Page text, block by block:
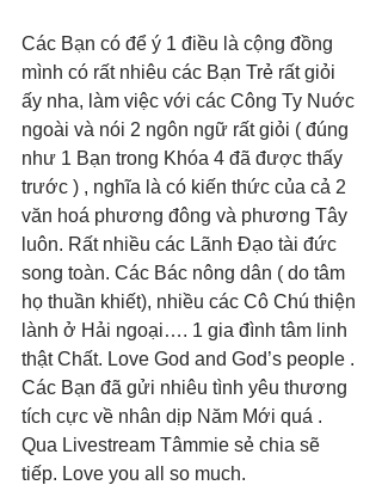
Các Bạn có để ý 1 điều là cộng đồng
mình có rất nhiêu các Bạn Trẻ rất giỏi
ấy nha, làm việc với các Công Ty Nuớc
ngoài và nói 2 ngôn ngữ rất giỏi ( đúng
như 1 Bạn trong Khóa 4 đã được thấy
trước ) , nghĩa là có kiến thức của cả 2
văn hoá phương đông và phương Tây
luôn. Rất nhiều các Lãnh Đạo tài đức
song toàn. Các Bác nông dân ( do tâm
họ thuần khiết), nhiều các Cô Chú thiện
lành ở Hải ngoại…. 1 gia đình tâm linh
thật Chất. Love God and God’s people .
Các Bạn đã gửi nhiêu tình yêu thương
tích cực về nhân dịp Năm Mới quá .
Qua Livestream Tâmmie sẻ chia sẽ
tiếp. Love you all so much.